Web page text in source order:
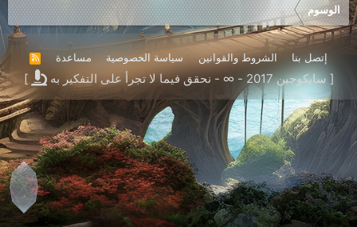
الوسوم
إتصل بنا الشروط والقوانين سياسة الخصوصية مساعدة
R
S
[ سايكوجين 2017 - ∞ - نحقق فيما لا تجرأ على التفكير به ]